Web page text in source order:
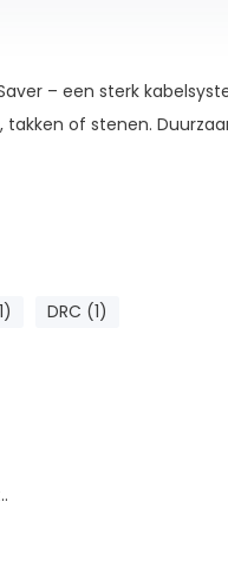
– een sterk
of stenen.
DRC (1)